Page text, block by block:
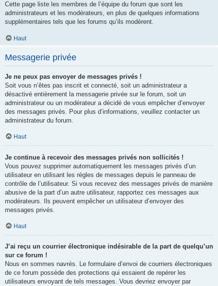
Cette page liste les membres de l’équipe du forum que sont les
administrateurs et les modérateurs, en plus de quelques informations
supplémentaires tels que les forums qu’ils modèrent.
Haut
Messagerie privée
Je ne peux pas envoyer de messages privés !
Soit vous n’êtes pas inscrit et connecté, soit un administrateur a
désactivé entièrement la messagerie privée sur le forum, soit un
administrateur ou un modérateur a décidé de vous empêcher d’envoyer
des messages privés. Pour plus d’informations, veuillez contacter un
administrateur du forum.
Haut
Je continue à recevoir des messages privés non sollicités !
Vous pouvez supprimer automatiquement les messages privés d’un
utilisateur en utilisant les règles de messages depuis le panneau de
contrôle de l’utilisateur. Si vous recevez des messages privés de manière
abusive de la part d’un autre utilisateur, rapportez ces messages aux
modérateurs. Ils peuvent empêcher un utilisateur d’envoyer des
messages privés.
Haut
J’ai reçu un courrier électronique indésirable de la part de quelqu’un
sur ce forum !
Nous en sommes navrés. Le formulaire d’envoi de courriers électroniques
de ce forum possède des protections qui essaient de repérer les
utilisateurs envoyant de tels messages. Vous devriez envoyer par